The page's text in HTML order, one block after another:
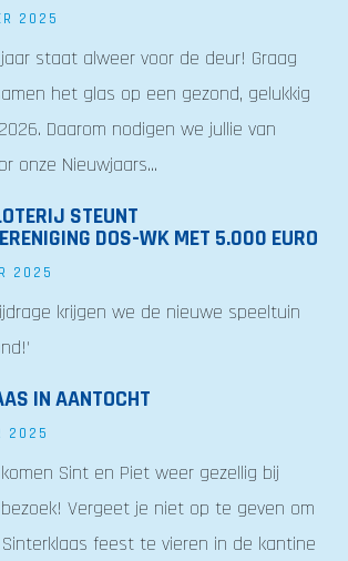
2025
staat alweer voor de deur! Graag
het glas op een gezond, gelukkig
Daarom nodigen we jullie van
onze Nieuwjaars...
STEUNT
DOS-WK MET 5.000 EURO
2025
krijgen we de nieuwe speeltuin
IN AANTOCHT
2025
Sint en Piet weer gezellig bij
bezoek! Vergeet je niet op te geven om
feest te vieren in de kantine